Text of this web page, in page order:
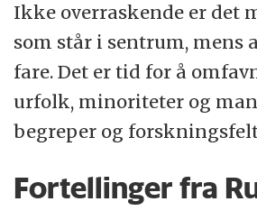
Ikke overraskende er det
som står i sentrum, mens
fare. Det er tid for å
urfolk, minoriteter og
begreper og
Fortellinger fra